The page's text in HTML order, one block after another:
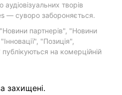
творів
— суворо забороняється.
партнерів", "Новини
"Позиція",
на комерційній
захищені.